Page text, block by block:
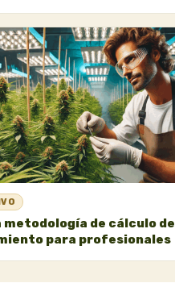
metodología de cálculo de
para profesionales